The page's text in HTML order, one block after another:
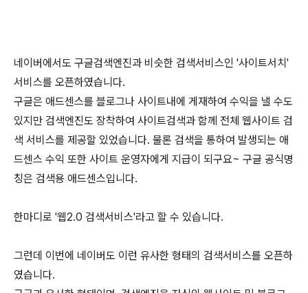
네이버에서도 구글검색엔진과 비슷한 검색서비스인 '사이트서치'
서비스를 오픈하였습니다.
구글은 애드센스를 블로그나 사이트내에 게재하여 수익을 낼 수도
있지만 검색엔진도 장착하여 사이트검색과 함께 전체 웹사이트 검
색 서비스를 제공할 있었습니다. 물론 검색을 통하여 발생되는 애
드센스 수익 또한 사이트 운영자에게 지급이 되구요~ 구글 공식명
칭은 검색용 애드센스입니다.
한마디로 '웹2.0 검색서비스'라고 할 수 있습니다.
그런데 이번에 네이버도 이런 유사한 형태의 검색서비스를 오픈하
였습니다.